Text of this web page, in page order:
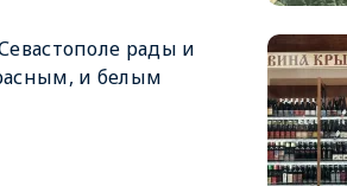
рады и
и белым